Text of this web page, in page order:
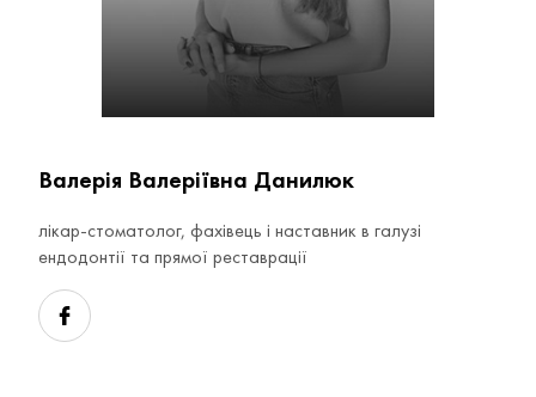
Валерія Валеріївна Данилюк
лікар-стоматолог, фахівець і наставник в галузі
ендодонтії та прямої реставрації